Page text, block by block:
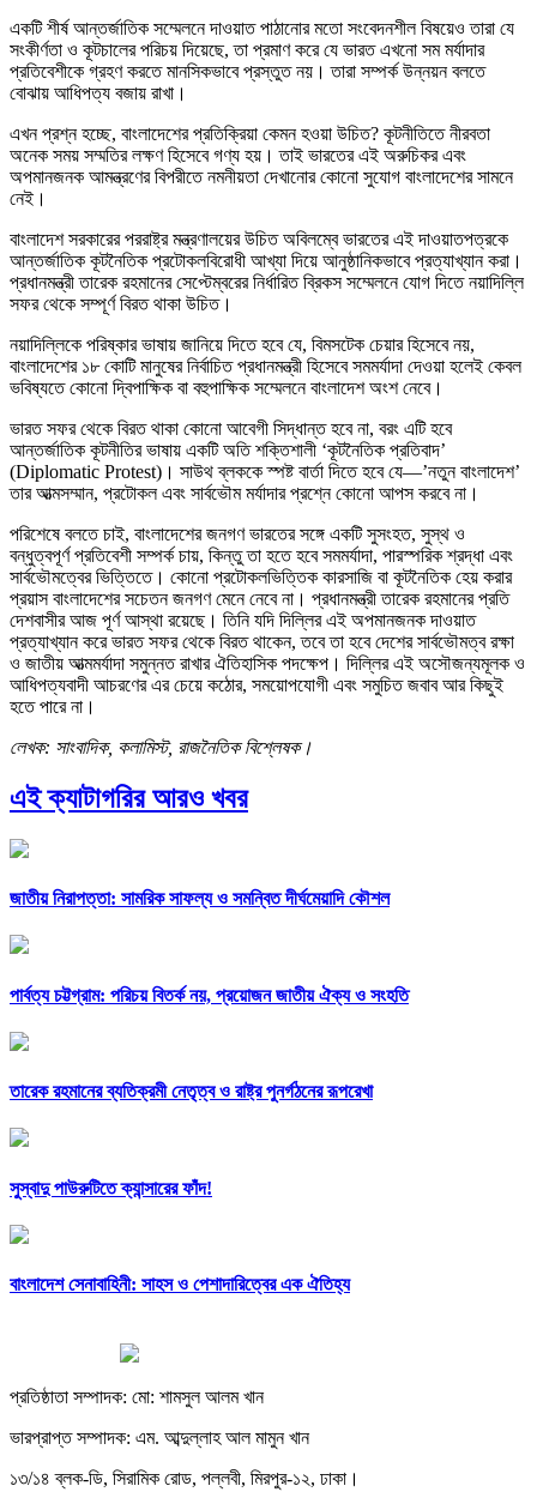
একটি শীর্ষ আন্তর্জাতিক সম্মেলনে দাওয়াত পাঠানোর মতো সংবেদনশীল বিষয়েও তারা যে
সংকীর্ণতা ও কূটচালের পরিচয় দিয়েছে, তা প্রমাণ করে যে ভারত এখনো সম মর্যাদার
প্রতিবেশীকে গ্রহণ করতে মানসিকভাবে প্রস্তুত নয়। তারা সম্পর্ক উন্নয়ন বলতে
বোঝায় আধিপত্য বজায় রাখা।
এখন প্রশ্ন হচ্ছে, বাংলাদেশের প্রতিক্রিয়া কেমন হওয়া উচিত? কূটনীতিতে নীরবতা
অনেক সময় সম্মতির লক্ষণ হিসেবে গণ্য হয়। তাই ভারতের এই অরুচিকর এবং
অপমানজনক আমন্ত্রণের বিপরীতে নমনীয়তা দেখানোর কোনো সুযোগ বাংলাদেশের সামনে
নেই।
বাংলাদেশ সরকারের পররাষ্ট্র মন্ত্রণালয়ের উচিত অবিলম্বে ভারতের এই দাওয়াতপত্রকে
আন্তর্জাতিক কূটনৈতিক প্রটোকলবিরোধী আখ্যা দিয়ে আনুষ্ঠানিকভাবে প্রত্যাখ্যান করা।
প্রধানমন্ত্রী তারেক রহমানের সেপ্টেম্বরের নির্ধারিত ব্রিকস সম্মেলনে যোগ দিতে নয়াদিল্লি
সফর থেকে সম্পূর্ণ বিরত থাকা উচিত।
নয়াদিল্লিকে পরিষ্কার ভাষায় জানিয়ে দিতে হবে যে, বিমসটেক চেয়ার হিসেবে নয়,
বাংলাদেশের ১৮ কোটি মানুষের নির্বাচিত প্রধানমন্ত্রী হিসেবে সমমর্যাদা দেওয়া হলেই কেবল
ভবিষ্যতে কোনো দ্বিপাক্ষিক বা বহুপাক্ষিক সম্মেলনে বাংলাদেশ অংশ নেবে।
ভারত সফর থেকে বিরত থাকা কোনো আবেগী সিদ্ধান্ত হবে না, বরং এটি হবে
আন্তর্জাতিক কূটনীতির ভাষায় একটি অতি শক্তিশালী ‘কূটনৈতিক প্রতিবাদ’
(Diplomatic Protest)। সাউথ ব্লককে স্পষ্ট বার্তা দিতে হবে যে—’নতুন বাংলাদেশ’
তার আত্মসম্মান, প্রটোকল এবং সার্বভৌম মর্যাদার প্রশ্নে কোনো আপস করবে না।
পরিশেষে বলতে চাই, বাংলাদেশের জনগণ ভারতের সঙ্গে একটি সুসংহত, সুস্থ ও
বন্ধুত্বপূর্ণ প্রতিবেশী সম্পর্ক চায়, কিন্তু তা হতে হবে সমমর্যাদা, পারস্পরিক শ্রদ্ধা এবং
সার্বভৌমত্বের ভিত্তিতে। কোনো প্রটোকলভিত্তিক কারসাজি বা কূটনৈতিক হেয় করার
প্রয়াস বাংলাদেশের সচেতন জনগণ মেনে নেবে না। প্রধানমন্ত্রী তারেক রহমানের প্রতি
দেশবাসীর আজ পূর্ণ আস্থা রয়েছে। তিনি যদি দিল্লির এই অপমানজনক দাওয়াত
প্রত্যাখ্যান করে ভারত সফর থেকে বিরত থাকেন, তবে তা হবে দেশের সার্বভৌমত্ব রক্ষা
ও জাতীয় আত্মমর্যাদা সমুন্নত রাখার ঐতিহাসিক পদক্ষেপ। দিল্লির এই অসৌজন্যমূলক ও
আধিপত্যবাদী আচরণের এর চেয়ে কঠোর, সময়োপযোগী এবং সমুচিত জবাব আর কিছুই
হতে পারে না।
লেখক: সাংবাদিক, কলামিস্ট, রাজনৈতিক বিশ্লেষক।
এই ক্যাটাগরির আরও খবর
জাতীয় নিরাপত্তা: সামরিক সাফল্য ও সমন্বিত দীর্ঘমেয়াদি কৌশল
পার্বত্য চট্টগ্রাম: পরিচয় বিতর্ক নয়, প্রয়োজন জাতীয় ঐক্য ও সংহতি
তারেক রহমানের ব্যতিক্রমী নেতৃত্ব ও রাষ্ট্র পুনর্গঠনের রূপরেখা
সুস্বাদু পাউরুটিতে ক্যান্সারের ফাঁদ!
বাংলাদেশ সেনাবাহিনী: সাহস ও পেশাদারিত্বের এক ঐতিহ্য
প্রতিষ্ঠাতা সম্পাদক: মো: শামসুল আলম খান
ভারপ্রাপ্ত সম্পাদক: এম. আব্দুল্লাহ আল মামুন খান
১৩/১৪ ব্লক-ডি, সিরামিক রোড, পল্লবী, মিরপুর-১২, ঢাকা।